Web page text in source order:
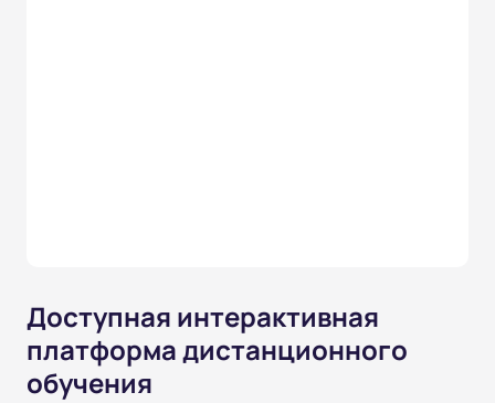
Доступная интерактивная
платформа дистанционного
обучения